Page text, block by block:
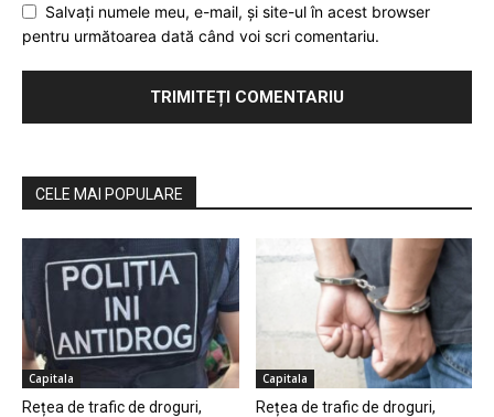
Salvaţi numele meu, e-mail, şi site-ul în acest browser
pentru următoarea dată când voi scri comentariu.
CELE MAI POPULARE
Capitala
Rețea de trafic de droguri,
Capitala
Rețea de trafic de droguri,